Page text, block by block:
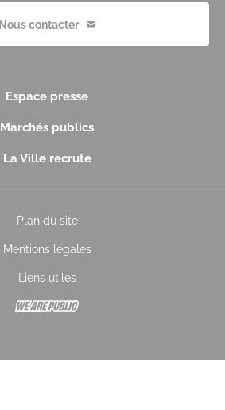
Nous contacter
Espace presse
Marchés publics
La Ville recrute
Plan du site
Mentions légales
Liens utiles